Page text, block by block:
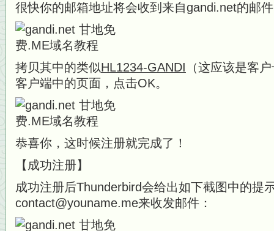
很快你的邮箱地址将会收到来自gandi.net的邮
拷贝其中的类似HL1234-GANDI （这应该是客
客户端中的页面，点击OK。
恭喜你，这时候注册就完成了！
【成功注册】
成功注册后Thunderbird会给出如下截图中的提
contact@youname.me来收发邮件：